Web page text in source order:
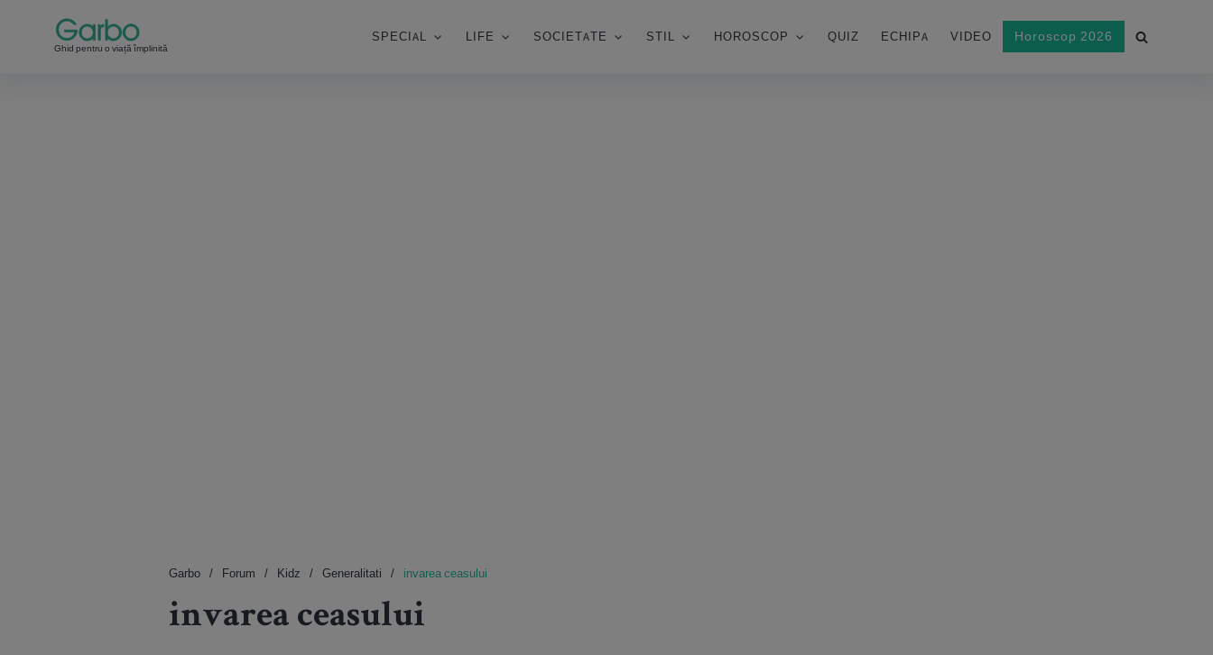
Ghid pentru o viață împlinită
SPECIAL LIFE SOCIETATE STIL HOROSCOP QUIZ ECHIPA VIDEO Horoscop 2026
Garbo Forum Kidz Generalitati invarea ceasului
invarea ceasului